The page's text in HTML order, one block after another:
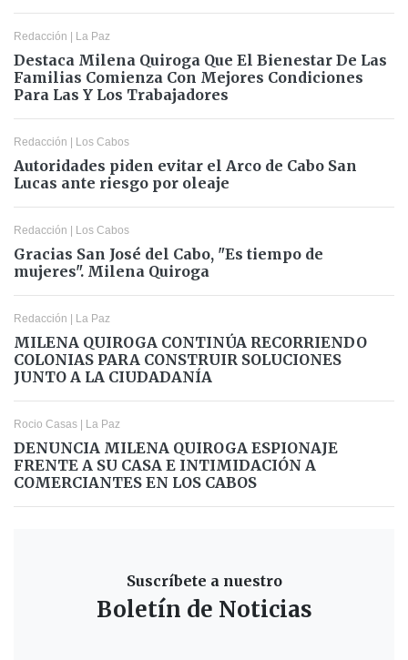
Redacción La Paz
Destaca Milena Quiroga Que El Bienestar De Las
Familias Comienza Con Mejores Condiciones
Para Las Y Los Trabajadores
Redacción Los Cabos
Autoridades piden evitar el Arco de Cabo San
Lucas ante riesgo por oleaje
Redacción Los Cabos
Gracias San José del Cabo, "Es tiempo de
mujeres". Milena Quiroga
Redacción La Paz
MILENA QUIROGA CONTINÚA RECORRIENDO
COLONIAS PARA CONSTRUIR SOLUCIONES
JUNTO A LA CIUDADANÍA
Rocio Casas La Paz
DENUNCIA MILENA QUIROGA ESPIONAJE
FRENTE A SU CASA E INTIMIDACIÓN A
COMERCIANTES EN LOS CABOS
Suscríbete a nuestro
Boletín de Noticias